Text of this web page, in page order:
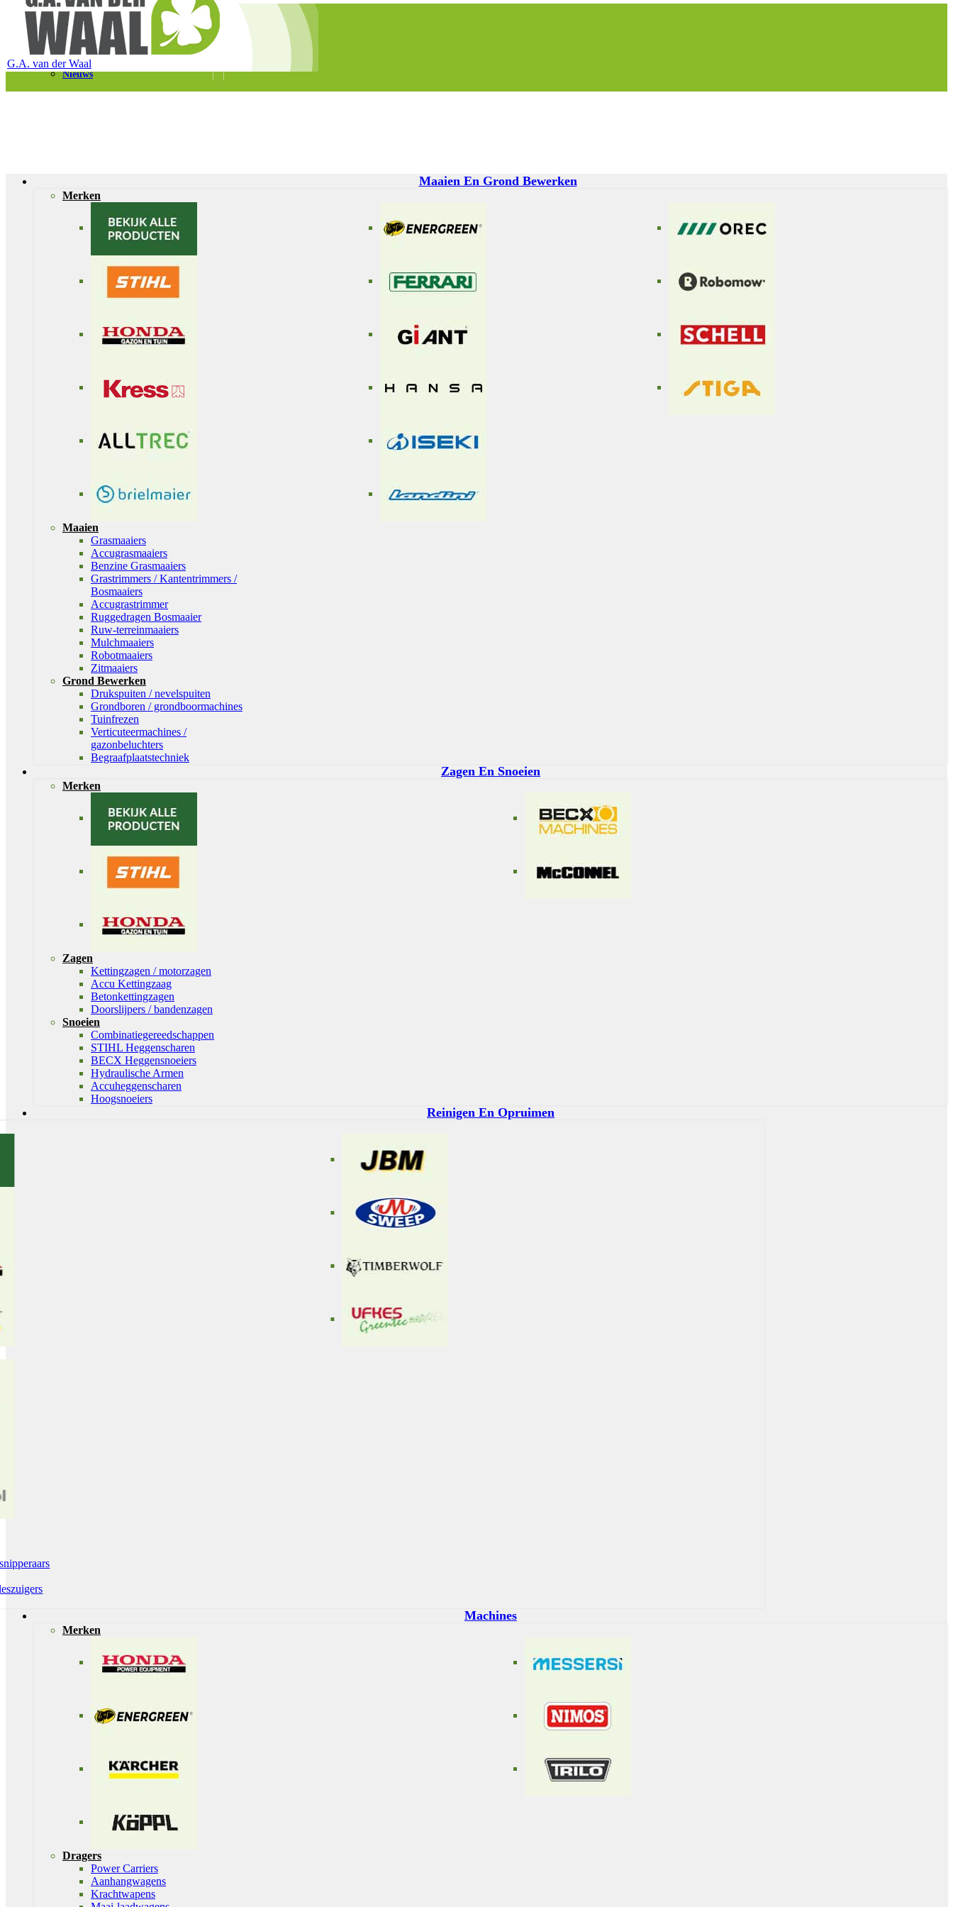
Telefoon 0180 – 421399
Schaapherderweg 6, 2988 CK Ridderkerk
Vacatures
Nieuws
G.A. van der Waal
Maaien En Grond Bewerken
Merken
Maaien
Grasmaaiers
Accugrasmaaiers
Benzine Grasmaaiers
Grastrimmers / Kantentrimmers /
Bosmaaiers
Accugrastrimmer
Ruggedragen Bosmaaier
Ruw-terreinmaaiers
Mulchmaaiers
Robotmaaiers
Zitmaaiers
Grond Bewerken
Drukspuiten / nevelspuiten
Grondboren / grondboormachines
Tuinfrezen
Verticuteermachines /
gazonbeluchters
Begraafplaatstechniek
Zagen En Snoeien
Merken
Zagen
Kettingzagen / motorzagen
Accu Kettingzaag
Betonkettingzagen
Doorslijpers / bandenzagen
Snoeien
Combinatiegereedschappen
STIHL Heggenscharen
BECX Heggensnoeiers
Hydraulische Armen
Accuheggenscharen
Hoogsnoeiers
Reinigen En Opruimen
Machines
Merken
Dragers
Power Carriers
Aanhangwagens
Krachtwapens